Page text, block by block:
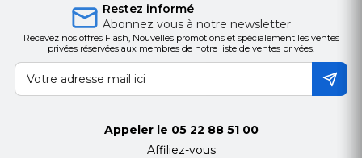
sonore immersive avec une réduction de bruit
efficace. Compatible avec la plupart des appareils
Bluetooth modernes, il est parfait pour les
voyages, le travail ou la détente à la maison.
Restez informé
Abonnez vous à notre newsletter
Recevez nos offres Flash, Nouvelles promotions et spécialement les ventes
privées réservées aux membres de notre liste de ventes privées.
Appeler le 05 22 88 51 00
Affiliez-vous